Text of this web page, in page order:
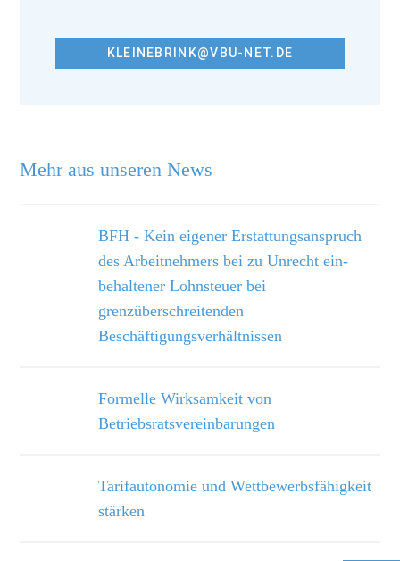
Mehr aus unseren News
BFH - Kein eigener Erstattungsanspruch
des Arbeitnehmers bei zu Unrecht ein­
behaltener Lohnsteuer bei
grenzüberschreitenden
Beschäftigungsverhältnissen
Formelle Wirksamkeit von
Betriebsratsvereinbarungen
Tarifautonomie und Wettbewerbsfähigkeit
stärken
KLEINEBRINK@VBU-NET.DE